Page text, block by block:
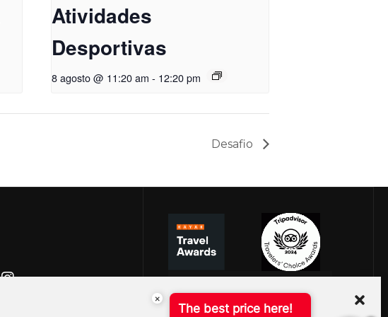
Atividades
Desportivas
8 agosto @ 11:20 am - 12:20 pm
Desafio
×
The best price here!